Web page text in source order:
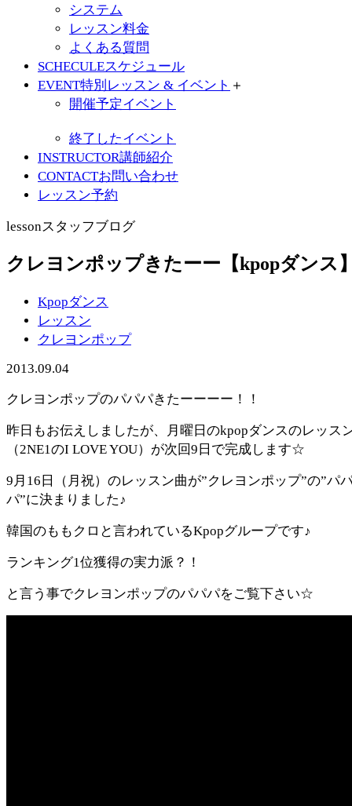
システム
レッスン料金
よくある質問
SCHECULEスケジュール
EVENT特別レッスン & イベント ＋
開催予定イベント
終了したイベント
INSTRUCTOR講師紹介
CONTACTお問い合わせ
レッスン予約
lessonスタッフブログ
クレヨンポップきたーー【kpopダンス
Kpopダンス
レッスン
クレヨンポップ
2013.09.04
クレヨンポップのパパパきたーーーー！！
昨日もお伝えしましたが、月曜日のkpopダンスのレッス
（2NE1のI LOVE YOU）が次回9日で完成します☆
9月16日（月祝）のレッスン曲が”クレヨンポップ”の”パ
パ”に決まりました♪
韓国のももクロと言われているKpopグループです♪
ランキング1位獲得の実力派？！
と言う事でクレヨンポップのパパパをご覧下さい☆